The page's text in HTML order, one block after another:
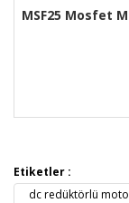
MSF25 Mosfet
Etiketler :
dc redüktörlü